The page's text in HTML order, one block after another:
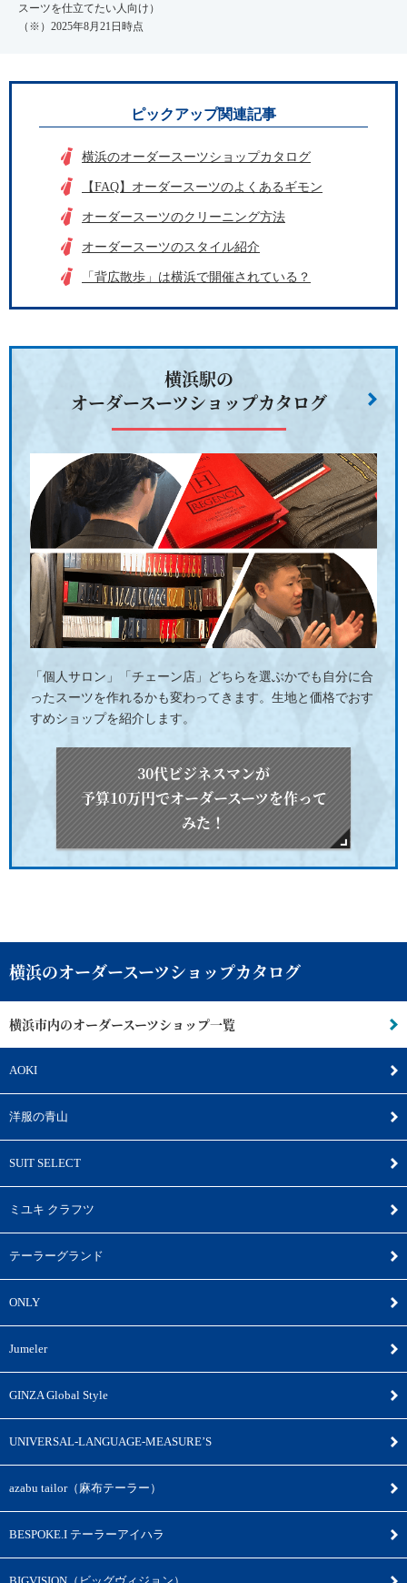
スーツを仕立てたい人向け）
（※）2025年8月21日時点
ピックアップ関連記事
横浜のオーダースーツショップカタログ
【FAQ】オーダースーツのよくあるギモン
オーダースーツのクリーニング方法
オーダースーツのスタイル紹介
「背広散歩」は横浜で開催されている？
横浜駅の
オーダースーツショップカタログ
「個人サロン」「チェーン店」どちらを選ぶかでも自分に合
ったスーツを作れるかも変わってきます。生地と価格でおす
すめショップを紹介します。
30代ビジネスマンが
予算10万円でオーダースーツを作って
みた！
横浜のオーダースーツショップカタログ
横浜市内のオーダースーツショップ一覧
AOKI
洋服の青山
SUIT SELECT
ミユキ クラフツ
テーラーグランド
ONLY
Jumeler
GINZA Global Style
UNIVERSAL-LANGUAGE-MEASURE’S
azabu tailor（麻布テーラー）
BESPOKE.I テーラーアイハラ